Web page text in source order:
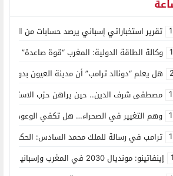
تقرير استخباراتي إسباني يرصد حسابات من الجزائر وأرقاما بـ”213+” ضمن حملة رقمية منظمة حرّضت
وكالة الطاقة الدولية: المغرب “قوة صاعدة” في
هل يعلم “دونالد ترامب” أن مدينة العيون بدون ماء؟
مصطفى شرف الدين.. حين يراهن حزب الاستقلال
وهم التغيير في الصحراء… هل تكفي الوعود
ترامب في رسالة للملك محمد السادس: الحكم
إينفاتينو: مونديال 2030 في المغرب وإسبانيا والبرتغال سيكون “الأجمل في التاريخ”